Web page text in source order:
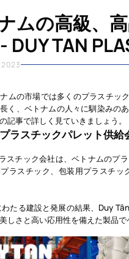
ムの高級、
DUY TAN
ムの市場では多くのプラスチッ
く、ベトナムの人々に馴染みの
記事で詳しく見ていきましょう。
ラスチックパレット供給
スチック会社は、ベトナムのプ
ラスチック、包装用プラスチ
たる建設と発展の結果、Duy
しさと高い応用性を備えた製品